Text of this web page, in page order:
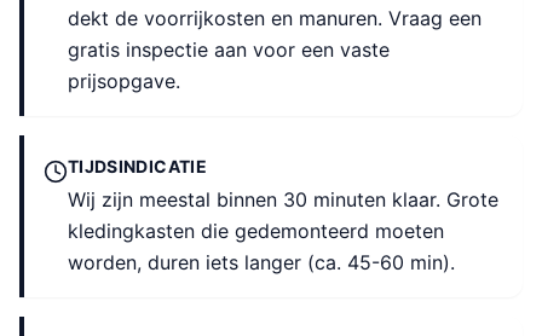
dekt de voorrijkosten en manuren. Vraag een
gratis inspectie aan voor een vaste
prijsopgave.
TIJDSINDICATIE
Wij zijn meestal binnen 30 minuten klaar. Grote
kledingkasten die gedemonteerd moeten
worden, duren iets langer (ca. 45-60 min).